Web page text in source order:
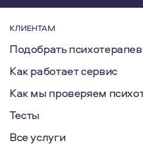
КЛИЕНТАМ
Подобрать
Как работает сервис
Как мы проверяем
Тесты
Все услуги